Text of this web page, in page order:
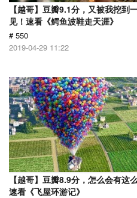
【越哥】豆瓣9.1分，又被我挖到
见！速看《鳄鱼波鞋走天涯》
# 550
2019-04-29 11:22
【越哥】豆瓣8.9分，怎么会有这
速看《飞屋环游记》